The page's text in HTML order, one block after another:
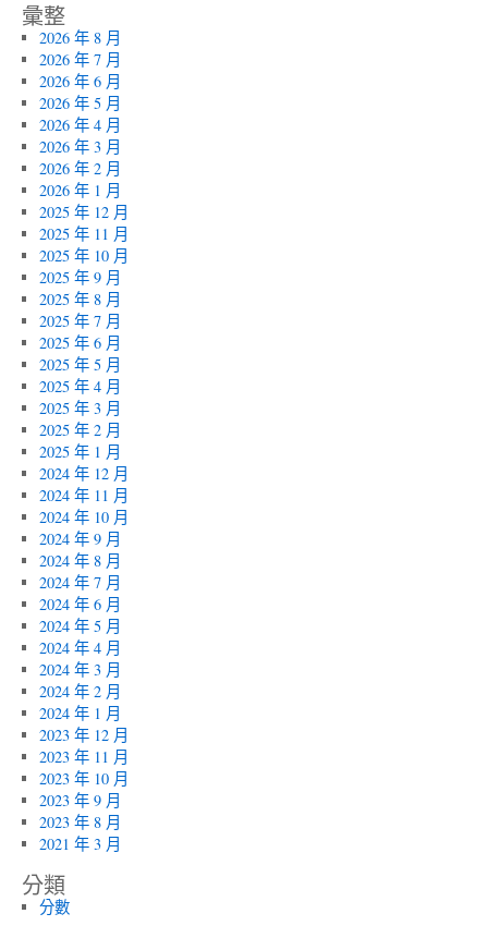
彙整
2026 年 8 月
2026 年 7 月
2026 年 6 月
2026 年 5 月
2026 年 4 月
2026 年 3 月
2026 年 2 月
2026 年 1 月
2025 年 12 月
2025 年 11 月
2025 年 10 月
2025 年 9 月
2025 年 8 月
2025 年 7 月
2025 年 6 月
2025 年 5 月
2025 年 4 月
2025 年 3 月
2025 年 2 月
2025 年 1 月
2024 年 12 月
2024 年 11 月
2024 年 10 月
2024 年 9 月
2024 年 8 月
2024 年 7 月
2024 年 6 月
2024 年 5 月
2024 年 4 月
2024 年 3 月
2024 年 2 月
2024 年 1 月
2023 年 12 月
2023 年 11 月
2023 年 10 月
2023 年 9 月
2023 年 8 月
2021 年 3 月
分類
分數